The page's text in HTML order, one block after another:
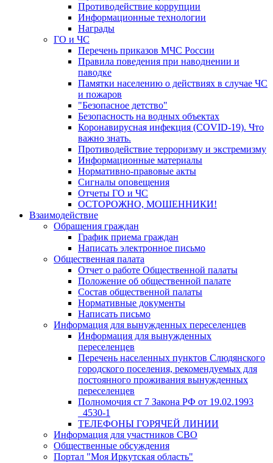
Противодействие коррупции
Информационные технологии
Награды
ГО и ЧС
Перечень приказов МЧС России
Правила поведения при наводнении и
паводке
Памятки населению о действиях в случае ЧС
и пожаров
"Безопасное детство"
Безопасность на водных объектах
Коронавирусная инфекция (COVID-19). Что
важно знать.
Противодействие терроризму и экстремизму
Информационные материалы
Нормативно-правовые акты
Сигналы оповещения
Отчеты ГО и ЧС
ОСТОРОЖНО, МОШЕННИКИ!
Взаимодействие
Обращения граждан
График приема граждан
Написать электронное письмо
Общественная палата
Отчет о работе Общественной палаты
Положение об общественной палате
Состав общественной палаты
Нормативные документы
Написать письмо
Информация для вынужденных переселенцев
Информация для вынужденных
переселенцев
Перечень населенных пунктов Слюдянского
городского поселения, рекомендуемых для
постоянного проживания вынужденных
переселенцев
Полномочия ст 7 Закона РФ от 19.02.1993
_4530-1
ТЕЛЕФОНЫ ГОРЯЧЕЙ ЛИНИИ
Информация для участников СВО
Общественные обсуждения
Портал "Моя Иркутская область"